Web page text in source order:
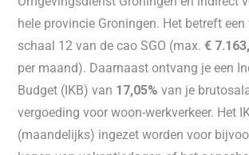
hele provincie Groningen. Het betreft
schaal 12 van de cao SGO (max.€
per maand). Daarnaast ontvang je een
Budget (IKB) van 17,05% van je
vergoeding voor woon-werkverkeer. Het
(maandelijks) ingezet worden voor